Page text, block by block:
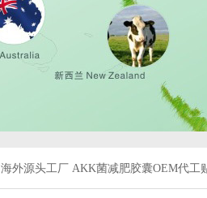
海外源头工厂 AKK菌减肥胶囊OEM代工